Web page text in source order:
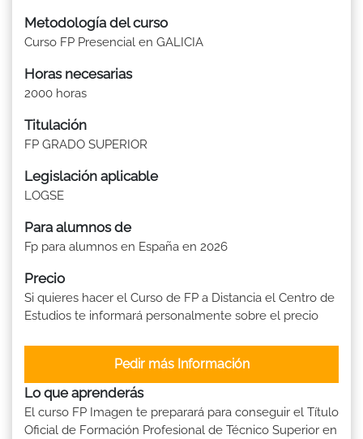
Metodología del curso
Curso FP Presencial en GALICIA
Horas necesarias
2000 horas
Titulación
FP GRADO SUPERIOR
Legislación aplicable
LOGSE
Para alumnos de
Fp para alumnos en España en 2026
Precio
Si quieres hacer el Curso de FP a Distancia el Centro de
Estudios te informará personalmente sobre el precio
Pedir más Información
Lo que aprenderás
El curso FP Imagen te preparará para conseguir el Título
Oficial de Formación Profesional de Técnico Superior en